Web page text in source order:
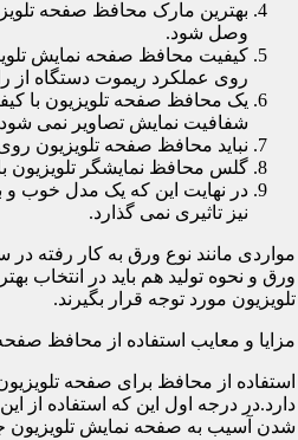
بهترین مارک محافظ صفحه
وصل شود.
کیفیت محافظ صفحه نمایش
روی عملکرد ریموت دستگاه از
یک محافظ صفحه تلویزیون با
شفافیت نمایش تصاویر نمی
نباید محافظ صفحه تلویزیون
گلس محافظ نمایشگر تلویزیون
در نهایت این که یک مدل خوب و
نیز تاثیری نمی گذارد.
مواردی مانند نوع ورق به کار رفته
ورق و نحوه تولید هم باید در انتخاب
تلویزیون مورد توجه قرار بگیرند.
مزایا و معایب استفاده از محافظ
استفاده از محافظ برای صفحه
دارد.در درجه اول این که استفاده از
شدن آسیب به صفحه نمایش تلویزیون